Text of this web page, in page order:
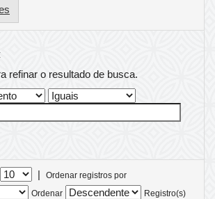
refinar o resultado de busca.
|
Ordenar registros por
Ordenar
Registro(s)